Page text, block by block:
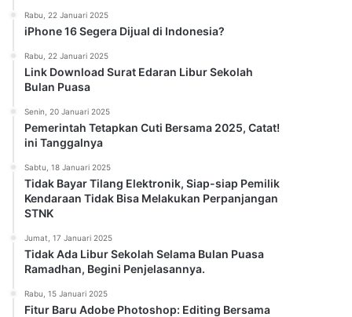
Rabu, 22 Januari 2025
iPhone 16 Segera Dijual di Indonesia?
Rabu, 22 Januari 2025
Link Download Surat Edaran Libur Sekolah
Bulan Puasa
Senin, 20 Januari 2025
Pemerintah Tetapkan Cuti Bersama 2025, Catat!
ini Tanggalnya
Sabtu, 18 Januari 2025
Tidak Bayar Tilang Elektronik, Siap-siap Pemilik
Kendaraan Tidak Bisa Melakukan Perpanjangan
STNK
Jumat, 17 Januari 2025
Tidak Ada Libur Sekolah Selama Bulan Puasa
Ramadhan, Begini Penjelasannya.
Rabu, 15 Januari 2025
Fitur Baru Adobe Photoshop: Editing Bersama